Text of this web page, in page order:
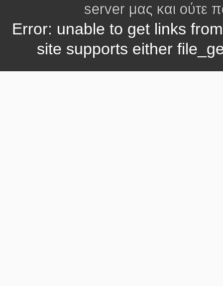
server μας και ούτε
Error: unable to get links
site supports either